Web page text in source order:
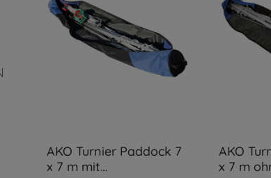
AKO Turnier Paddock 7
x 7 m mit
AKO
x 7 m